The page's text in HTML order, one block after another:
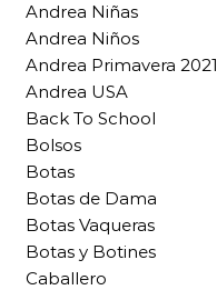
Andrea Niñas
Andrea Niños
Andrea Primavera 2021
Andrea USA
Back To School
Bolsos
Botas
Botas de Dama
Botas Vaqueras
Botas y Botines
Caballero